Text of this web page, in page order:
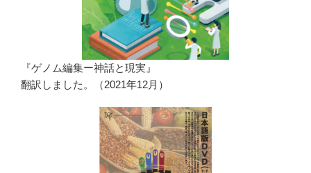
『ゲノム編集ー神話と現実』
翻訳しました。（2021年12月）